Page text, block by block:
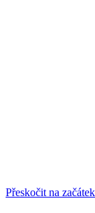
Přeskočit na